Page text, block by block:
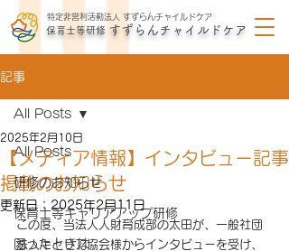
特定非営利活動法 人 すずらんチャイルドケア
保育士等研修 すずらんチャイルドケア
記事
All Posts
研修のお知らせ
保育士等キャリアアップ研修
困ったときは
All Posts
【メディア情報】インタビュー記事
掲載のお知らせ
2025年2月10日
更新日： 2025年2月11日
この度、当法人人財育成部の太田が、一般社団
法人キャリア協会様からインタビューを受け、